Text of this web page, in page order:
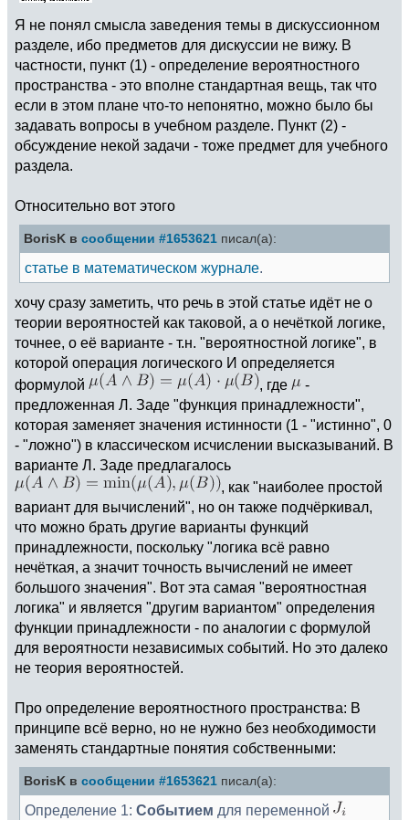
Я не понял смысла заведения темы в дискуссионном
разделе, ибо предметов для дискуссии не вижу. В
частности, пункт (1) - определение вероятностного
пространства - это вполне стандартная вещь, так что
если в этом плане что-то непонятно, можно было бы
задавать вопросы в учебном разделе. Пункт (2) -
обсуждение некой задачи - тоже предмет для учебного
раздела.
Относительно вот этого
BorisK в сообщении #1653621 писал(а):
статье в математическом журнале.
хочу сразу заметить, что речь в этой статье идёт не о
теории вероятностей как таковой, а о нечёткой логике,
точнее, о её варианте - т.н. "вероятностной логике", в
которой операция логического И определяется
формулой
, где
-
предложенная Л. Заде "функция принадлежности",
которая заменяет значения истинности (1 - "истинно", 0
- "ложно") в классическом исчислении высказываний. В
варианте Л. Заде предлагалось
, как "наиболее простой
вариант для вычислений", но он также подчёркивал,
что можно брать другие варианты функций
принадлежности, поскольку "логика всё равно
нечёткая, а значит точность вычислений не имеет
большого значения". Вот эта самая "вероятностная
логика" и является "другим вариантом" определения
функции принадлежности - по аналогии с формулой
для вероятности независимых событий. Но это далеко
не теория вероятностей.
Про определение вероятностного пространства: В
принципе всё верно, но не нужно без необходимости
заменять стандартные понятия собственными:
BorisK в сообщении #1653621 писал(а):
Определение 1: Событием для переменной